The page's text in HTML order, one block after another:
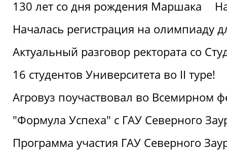
130 лет со дня рождения Маршака
Началась регистрация на олимпиаду
Актуальный разговор ректората со
16 студентов Университета во II туре!
Агровуз поучаствовал во Всемирном
"Формула Успеха" с ГАУ Северного
Программа участия ГАУ Северного